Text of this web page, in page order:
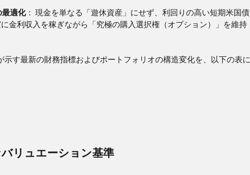
最適化： 現金を単なる「遊休資産」にせず、利回りの高い短期米国債
金利収入を稼ぎながら「究極の購入選択権（オプション）」を維持
す最新の財務指標およびポートフォリオの構造変化を、以下の表に
リュエーション基準